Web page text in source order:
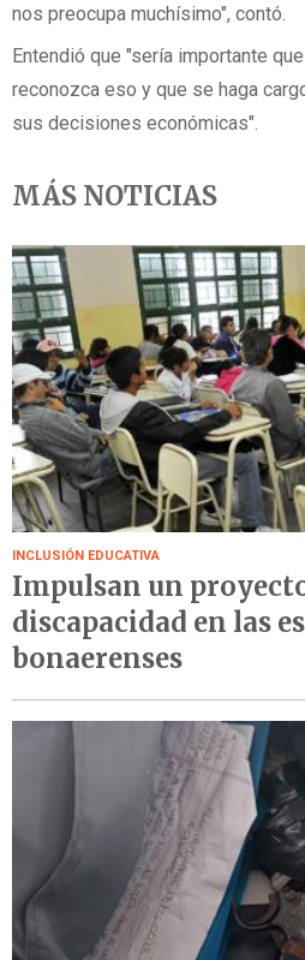
nos preocupa muchísimo", contó.
Entendió que "sería importante
reconozca eso y que se haga
sus decisiones económicas".
MÁS NOTICIAS
INCLUSIÓN EDUCATIVA
Impulsan un
discapacidad en las
bonaerenses